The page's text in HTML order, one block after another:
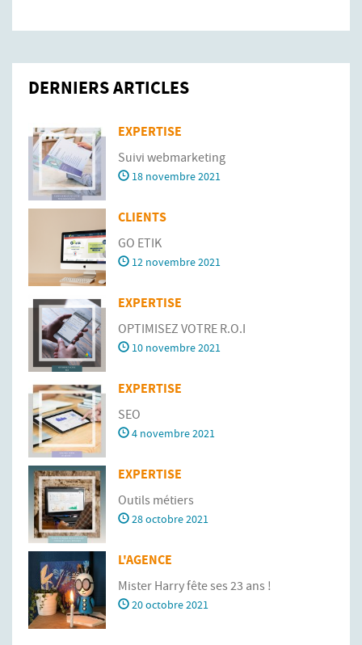
DERNIERS ARTICLES
EXPERTISE
Suivi webmarketing
18 novembre 2021
CLIENTS
GO ETIK
12 novembre 2021
EXPERTISE
OPTIMISEZ VOTRE R.O.I
10 novembre 2021
EXPERTISE
SEO
4 novembre 2021
EXPERTISE
Outils métiers
28 octobre 2021
L'AGENCE
Mister Harry fête ses 23 ans !
20 octobre 2021